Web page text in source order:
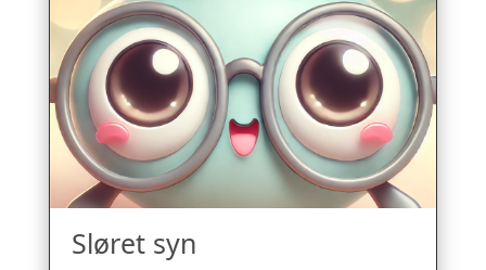
Sløret syn